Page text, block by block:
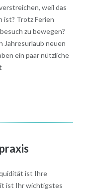
weil das
ist? Trotz Ferien
zu bewegen?
Jahresurlaub neuen
ein paar nützliche
ist Ihre
ist Ihr wichtigstes